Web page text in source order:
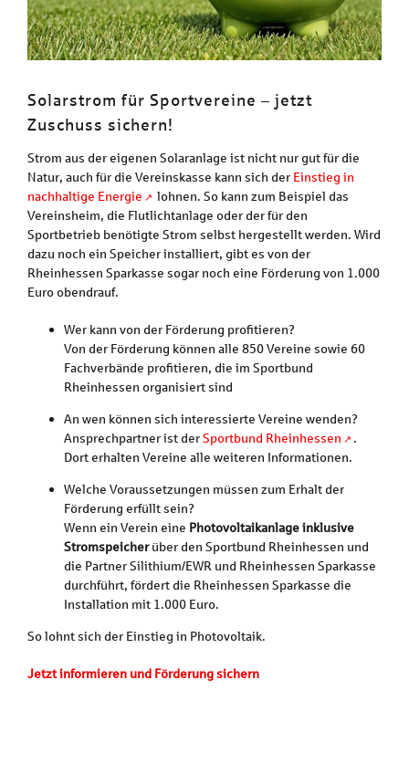
Solarstrom für Sportvereine – jetzt
Zuschuss sichern!
Strom aus der eigenen Solaranlage ist nicht nur gut für die
Natur, auch für die Vereinskasse kann sich der Einstieg in
nachhaltige Energie
lohnen. So kann zum Beispiel das
Vereinsheim, die Flutlichtanlage oder der für den
Sportbetrieb benötigte Strom selbst hergestellt werden. Wird
dazu noch ein Speicher installiert, gibt es von der
Rheinhessen Sparkasse sogar noch eine Förderung von 1.000
Euro obendrauf.
Wer kann von der Förderung profitieren?
Von der Förderung können alle 850 Vereine sowie 60
Fachverbände profitieren, die im Sportbund
Rheinhessen organisiert sind
An wen können sich interessierte Vereine wenden?
Ansprechpartner ist derSportbund Rheinhessen
.
Dort erhalten Vereine alle weiteren Informationen.
Welche Voraussetzungen müssen zum Erhalt der
Förderung erfüllt sein?
Wenn ein Verein eine Photovoltaikanlage inklusive
Stromspeicherüber den Sportbund Rheinhessen und
die Partner Silithium/EWR und Rheinhessen Sparkasse
durchführt, fördert die Rheinhessen Sparkasse die
Installation mit 1.000 Euro.
So lohnt sich der Einstieg in Photovoltaik.
Jetzt informieren und Förderung sichern